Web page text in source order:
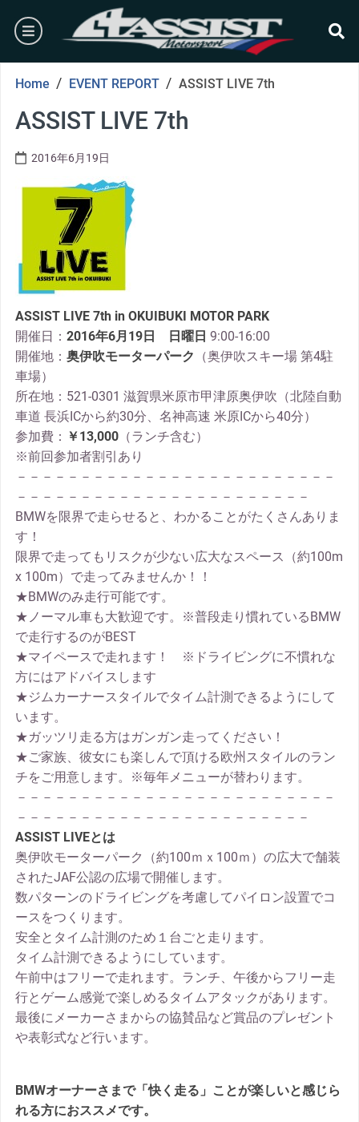
content
burger
Home / EVENT REPORT / ASSIST LIVE 7th
ASSIST LIVE 7th
2016年6月19日
ASSIST LIVE 7th in OKUIBUKI MOTOR PARK
開催日： 2016年6月19日 日曜日 9:00-16:00
開催地： 奥伊吹モーターパーク （奥伊吹スキー場 第4駐
車場）
所在地：521-0301 滋賀県米原市甲津原奥伊吹（北陸自動
車道 長浜ICから約30分、名神高速 米原ICから40分）
参加費： ￥13,000（ランチ含む）
※前回参加者割引あり
－－－－－－－－－－－－－－－－－－－－－－－－－
－－－－－－－－－－－－－－－－－－－－－－－
BMWを限界で走らせると、わかることがたくさんありま
す！
限界で走ってもリスクが少ない広大なスペース（約100m
x 100m）で走ってみませんか！！
★BMWのみ走行可能です。
★ノーマル車も大歓迎です。※普段走り慣れているBMW
で走行するのがBEST
★マイペースで走れます！ ※ドライビングに不慣れな
方にはアドバイスします
★ジムカーナースタイルでタイム計測できるようにして
います。
★ガッツリ走る方はガンガン走ってください！
★ご家族、彼女にも楽しんで頂ける欧州スタイルのラン
チをご用意します。※毎年メニューが替わります。
－－－－－－－－－－－－－－－－－－－－－－－－－
－－－－－－－－－－－－－－－－－－－－－－－
ASSIST LIVEとは
奥伊吹モーターパーク（約100ｍｘ100ｍ）の広大で舗装
されたJAF公認の広場で開催します。
数パターンのドライビングを考慮してパイロン設置でコ
ースをつくります。
安全とタイム計測のため１台ごと走ります。
タイム計測できるようにしています。
午前中はフリーで走れます。ランチ、午後からフリー走
行とゲーム感覚で楽しめるタイムアタックがあります。
最後にメーカーさまからの協賛品など賞品のプレゼント
や表彰式など行います。
BMWオーナーさまで「快く走る」ことが楽しいと感じら
れる方におススメです。